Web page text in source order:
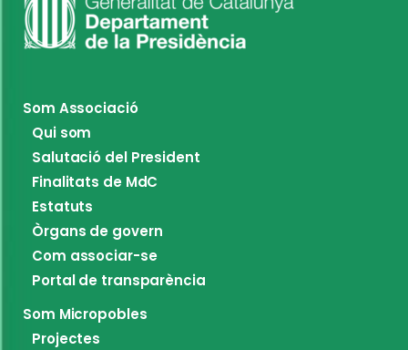
Som Associació
Qui som
Salutació del President
Finalitats de MdC
Estatuts
Òrgans de govern
Com associar-se
Portal de transparència
Som Micropobles
Projectes